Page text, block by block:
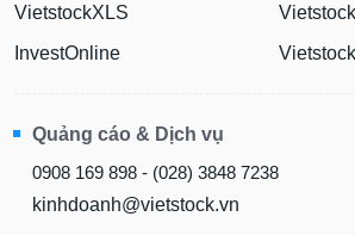
VietstockXLS
InvestOnline
Quảng cáo & Dịch vụ
0908 169 898 - (028) 3848 7238
kinhdoanh@vietstock.vn